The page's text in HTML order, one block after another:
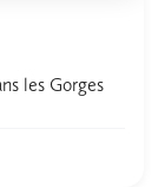
les Gorges